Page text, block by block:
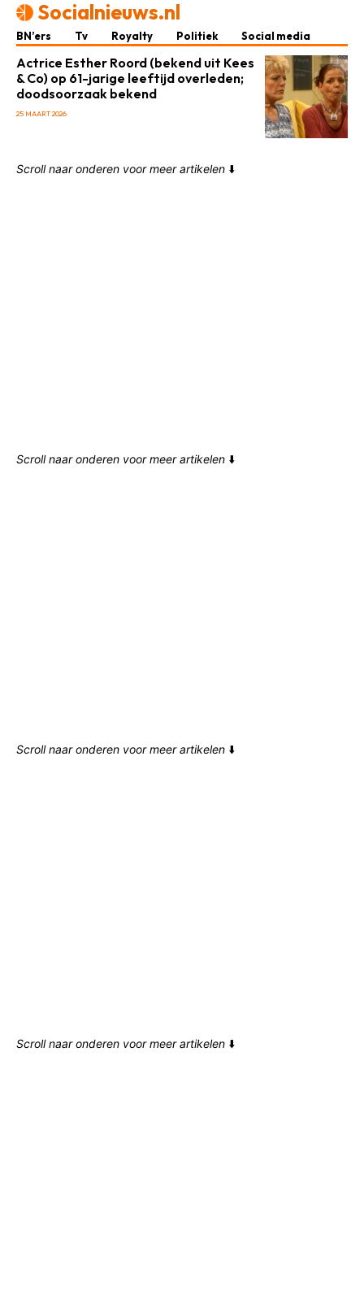
Socialnieuws.nl
BN’ers Tv Royalty Politiek Social media
Actrice Esther Roord (bekend uit Kees
& Co) op 61-jarige leeftijd overleden;
doodsoorzaak bekend
25 MAART 2026
Scroll naar onderen voor meer artikelen ⬇️
Scroll naar onderen voor meer artikelen ⬇️
Scroll naar onderen voor meer artikelen ⬇️
Scroll naar onderen voor meer artikelen ⬇️